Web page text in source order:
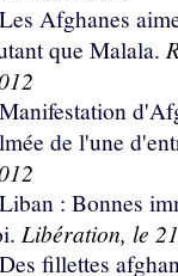
Les Afghanes
que Malala.
Manifestation
de l'une
Liban : Bonnes
Libération, le
Des fillettes